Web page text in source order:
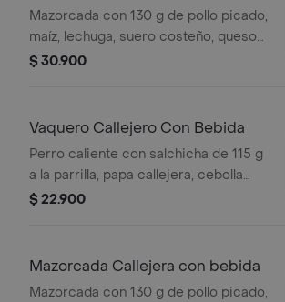
Mazorcada con 130 g de pollo picado,
maíz, lechuga, suero costeño, queso
costeño, salsa BBQ, salsa Corral,
$ 30.900
Vaquero Callejero Con Bebida
Perro caliente con salchicha de 115 g
a la parrilla, papa callejera, cebolla
picada, salsa blanca, salsa de tomate
$ 22.900
Mazorcada Callejera con bebida
Mazorcada con 130 g de pollo picado,